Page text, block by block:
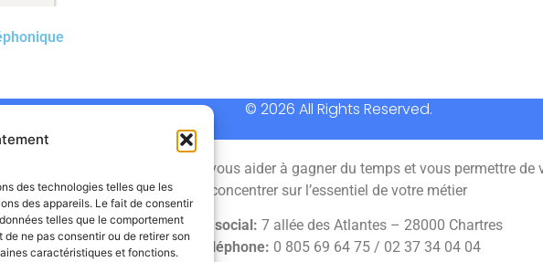
des technologies telles que les
des appareils. Le fait de consentir
telles que le comportement
ne pas consentir ou de retirer son
caractéristiques et fonctions.
© 2026 All Rights Reserved.
SMV permet de vous aider à gagner du temps et vous permettre de
concentrer sur l’essentiel de votre métier
Siège social: 7 allée des Atlantes – 28000 Chartres
Téléphone: 0 805 69 64 75 / 02 37 34 04 04